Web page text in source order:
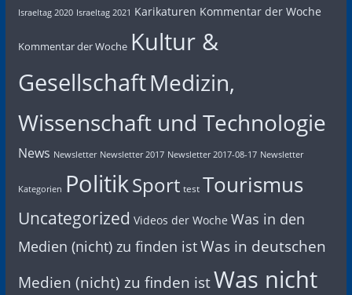
Israeltag 2020 Israeltag 2021 Karikaturen Kommentar der Woche
Kommentar der Woche Kultur &
GesellschaftMedizin,
Wissenschaft und Technologie
News Newsletter Newsletter 2017 Newsletter 2017-08-17 Newsletter
Kategorien PolitikSport test Tourismus
Uncategorized Videos der Woche Was in den
Medien (nicht) zu finden istWas in deutschen
Medien (nicht) zu finden istWas nicht